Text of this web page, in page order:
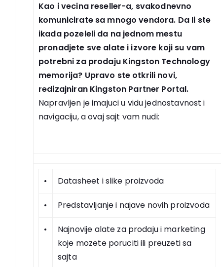
Kao i vecina reseller-a, svakodnevno
komunicirate sa mnogo vendora. Da li ste
ikada pozeleli da na jednom mestu
pronadjete sve alate i izvore koji su vam
potrebni za prodaju Kingston Technology
memorija? Upravo ste otkrili novi,
redizajniran Kingston Partner Portal.
Napravljen je imajuci u vidu jednostavnost i
navigaciju, a ovaj sajt vam nudi:
• Datasheet i slike proizvoda
• Predstavljanje i najave novih proizvoda
•
Najnovije alate za prodaju i marketing
koje mozete poruciti ili preuzeti sa
sajta